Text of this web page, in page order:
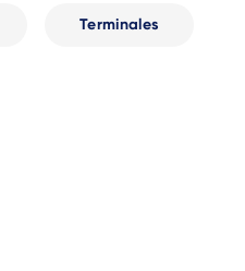
Terminales